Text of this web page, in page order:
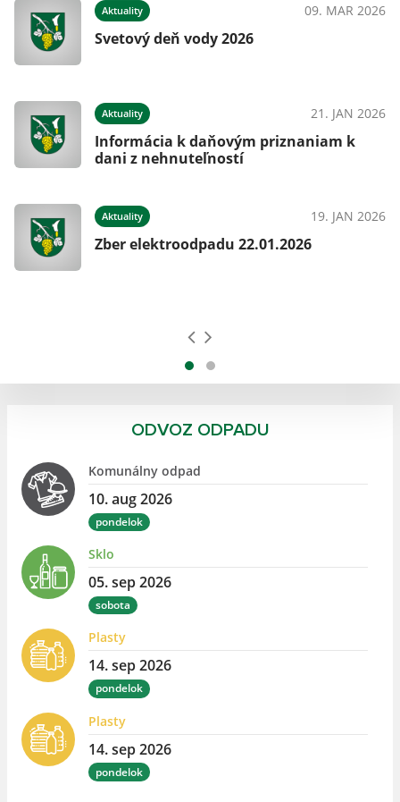
Aktuality 09. MAR 2026
Svetový deň vody 2026
Aktuality 21. JAN 2026
Informácia k daňovým priznaniam k
dani z nehnuteľností
Aktuality 19. JAN 2026
Zber elektroodpadu 22.01.2026
ODVOZ ODPADU
Komunálny odpad
10. aug 2026
pondelok
Sklo
05. sep 2026
sobota
Plasty
14. sep 2026
pondelok
Plasty
14. sep 2026
pondelok